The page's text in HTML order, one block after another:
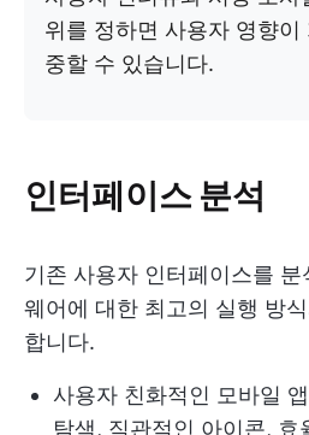
위를 정하면 사용자 영향이
중할 수 있습니다.
인터페이스 분석
기존 사용자 인터페이스를
웨어에 대한 최고의 실행 방
합니다.
사용자 친화적인 모바일
탐색, 직관적인 아이콘, 효